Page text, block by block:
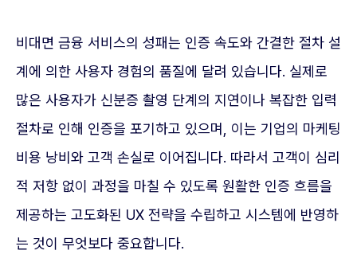
비대면 금융 서비스의 성패는 인증 속도와 간결한 절차 설
계에 의한 사용자 경험의 품질에 달려 있습니다. 실제로
많은 사용자가 신분증 촬영 단계의 지연이나 복잡한 입력
절차로 인해 인증을 포기하고 있으며, 이는 기업의 마케팅
비용 낭비와 고객 손실로 이어집니다. 따라서 고객이 심리
적 저항 없이 과정을 마칠 수 있도록 원활한 인증 흐름을
제공하는 고도화된 UX 전략을 수립하고 시스템에 반영하
는 것이 무엇보다 중요합니다.